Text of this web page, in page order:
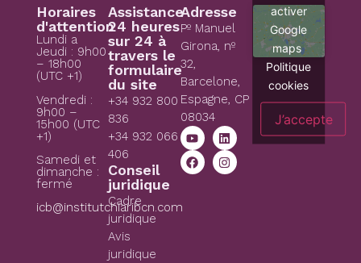
Horaires
d'attention
Lundi a
Jeudi : 9h00
– 18h00
(UTC +1)
Vendredi :
9h00 –
15h00 (UTC
+1)
Samedi et
dimanche :
fermé
icb@institutchiaribcn.com
Assistance
24 heures
sur 24 à
travers le
formulaire
du site
+34 932 800
836
+34 932 066
406
Conseil
juridique
Cadre
juridique
Avis
juridique
Adresse
Pº Manuel
Girona, nº
32,
Barcelone,
Espagne, CP
08034
activer
Google
maps
Politique
cookies
J’accepte